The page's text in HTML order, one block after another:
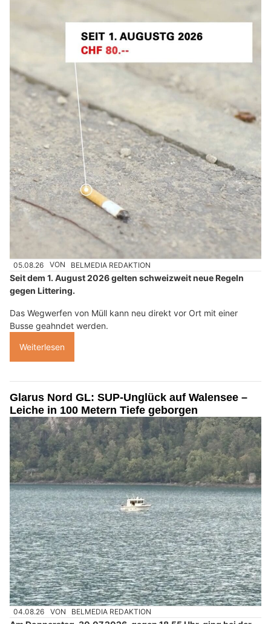
05.08.26 VON BELMEDIA REDAKTION
Seit dem 1. August 2026 gelten schweizweit neue Regeln
gegen Littering.
Das Wegwerfen von Müll kann neu direkt vor Ort mit einer
Busse geahndet werden.
Weiterlesen
Glarus Nord GL: SUP-Unglück auf Walensee –
Leiche in 100 Metern Tiefe geborgen
04.08.26 VON BELMEDIA REDAKTION